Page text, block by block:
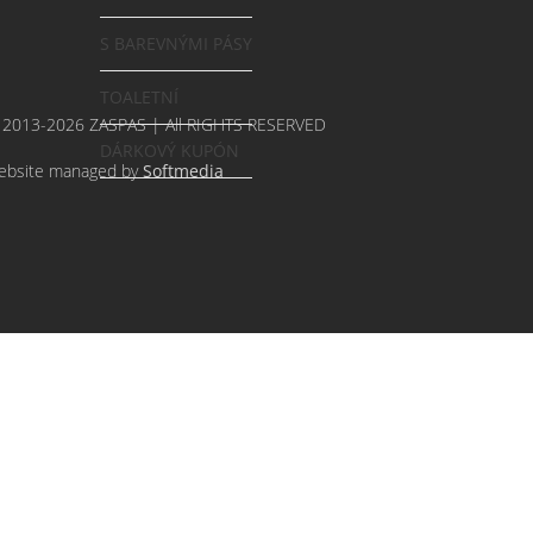
S BAREVNÝMI PÁSY
TOALETNÍ
DÁRKOVÝ KUPÓN
2026 ZASPAS | All RIGHTS RESERVED
managed bySoftmedia